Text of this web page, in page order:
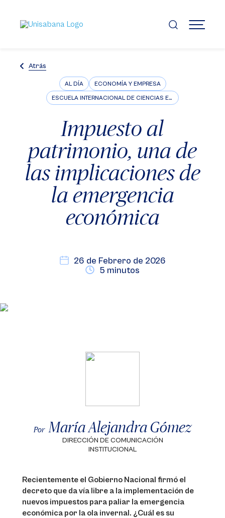
contenido
principal
MENÚ
Atrás
AL DÍA ECONOMÍA Y EMPRESA
ESCUELA INTERNACIONAL DE CIENCIAS ECONÓMICAS Y ADMINISTRATIVAS
Impuesto al
patrimonio, una de
las implicaciones de
la emergencia
económica
26 de Febrero de 2026
5 minutos
Por María Alejandra Gómez
DIRECCIÓN DE COMUNICACIÓN
INSTITUCIONAL
Recientemente el Gobierno Nacional firmó el
decreto que da vía libre a la implementación de
nuevos impuestos para paliar la emergencia
económica por la ola invernal. ¿Cuál es su